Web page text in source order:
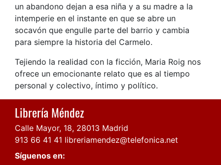
un abandono dejan a esa niña y a su madre a la
intemperie en el instante en que se abre un
socavón que engulle parte del barrio y cambia
para siempre la historia del Carmelo.
Tejiendo la realidad con la ficción, Maria Roig nos
ofrece un emocionante relato que es al tiempo
personal y colectivo, íntimo y político.
Librería Méndez
Calle Mayor, 18, 28013 Madrid
913 66 41 41 libreriamendez@telefonica.net
Síguenos en: